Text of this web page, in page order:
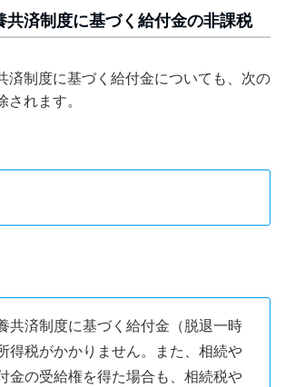
共済制度に基づく給付金の非課税
済制度に基づく給付金についても、次の
れます。
共済制度に基づく給付金（脱退一時
得税がかかりません。また、相続や
金の受給権を得た場合も、相続税や